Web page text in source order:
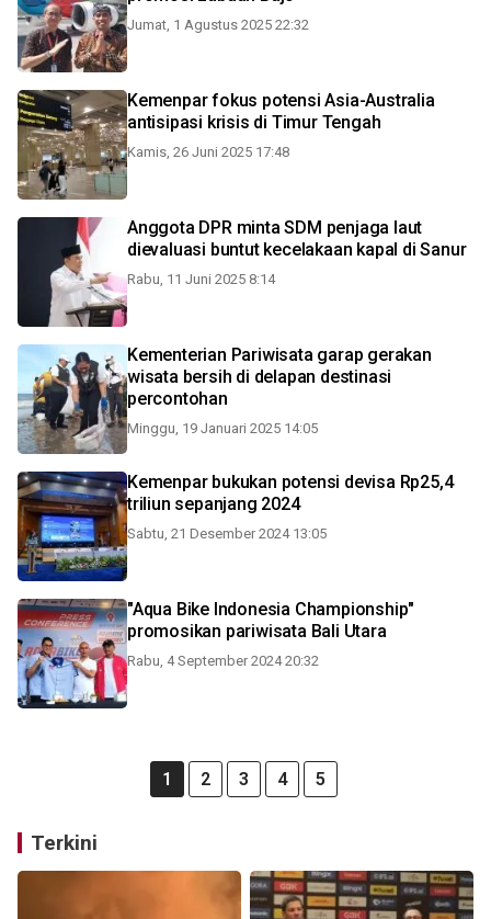
Jumat, 1 Agustus 2025 22:32
Kemenpar fokus potensi Asia-Australia
antisipasi krisis di Timur Tengah
Kamis, 26 Juni 2025 17:48
Anggota DPR minta SDM penjaga laut
dievaluasi buntut kecelakaan kapal di Sanur
Rabu, 11 Juni 2025 8:14
Kementerian Pariwisata garap gerakan
wisata bersih di delapan destinasi
percontohan
Minggu, 19 Januari 2025 14:05
Kemenpar bukukan potensi devisa Rp25,4
triliun sepanjang 2024
Sabtu, 21 Desember 2024 13:05
"Aqua Bike Indonesia Championship"
promosikan pariwisata Bali Utara
Rabu, 4 September 2024 20:32
1 2 3 4 5
Terkini